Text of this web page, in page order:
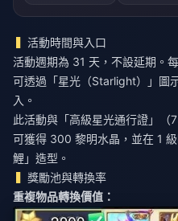
活動時間與入口
活動週期為 31 天，不設延期。
可透過「星光（Starlight）」圖
入。
此活動與「高級星光通行證」
可獲得 300 黎明水晶，並在 1
鯉」造型。
獎勵池與轉換率
重複物品轉換價值：